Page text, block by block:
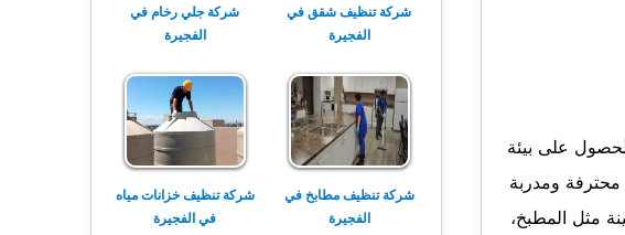
على بيئة
محترفة ومدربة
مثل المطبخ،
شركة تنظيف شقق في
الفجيرة
شركة جلي رخام في
الفجيرة
شركة تنظيف مطابخ في
الفجيرة
شركة تنظيف خزانات مياه
في الفجيرة